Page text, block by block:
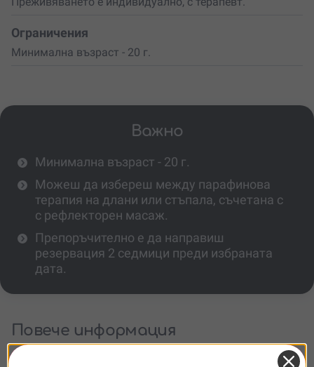
Ограничения
Минимална възраст - 20 г.
Важно
Минимална възраст - 20 г.
Можеш да избереш между парафинова
терапия на длани или стъпала, съчетана с
с рефлекторен масаж.
Препоръчително е да направиш
резервация 2 седмици преди избраната
дата.
Повече информация